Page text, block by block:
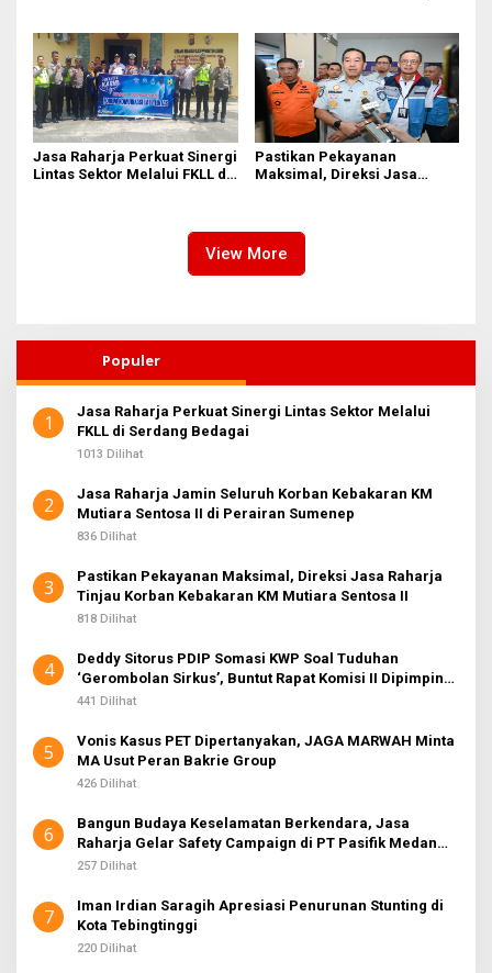
Ahmad
Jasa Raharja Perkuat Sinergi
Lintas Sektor Melalui FKLL di
Pastikan Pekayanan
Maksimal, Direksi Jasa
View More
Populer
1
Jasa Raharja Perkuat Sinergi Lintas Sektor Melalui
FKLL di Serdang Bedagai
1013 Dilihat
2
Jasa Raharja Jamin Seluruh Korban Kebakaran KM
Mutiara Sentosa II di Perairan Sumenep
836 Dilihat
3
Pastikan Pekayanan Maksimal, Direksi Jasa Raharja
Tinjau Korban Kebakaran KM Mutiara Sentosa II
818 Dilihat
4
Deddy Sitorus PDIP Somasi KWP Soal Tuduhan
‘Gerombolan Sirkus’, Buntut Rapat Komisi II Dipimpin
Sufmi Dasco Ahmad
441 Dilihat
5
Vonis Kasus PET Dipertanyakan, JAGA MARWAH Minta
MA Usut Peran Bakrie Group
426 Dilihat
6
Bangun Budaya Keselamatan Berkendara, Jasa
Raharja Gelar Safety Campaign di PT Pasifik Medan
Industri
257 Dilihat
7
Iman Irdian Saragih Apresiasi Penurunan Stunting di
Kota Tebingtinggi
220 Dilihat